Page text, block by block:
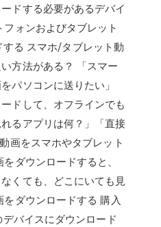
ドする必要があるデバイ
ォンおよびタブレット
る スマホ/タブレット動
方法がある？ 「スマー
パソコンに送りたい」
ドして、オフラインでも
るアプリは何？」「直接
画をスマホやタブレット
ダウンロードすると、
くても、どこにいても見
ダウンロードする 購入
バイスにダウンロード